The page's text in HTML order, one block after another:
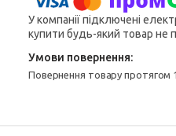
У компанії підключені
купити будь-який товар не
повернення товару протягом